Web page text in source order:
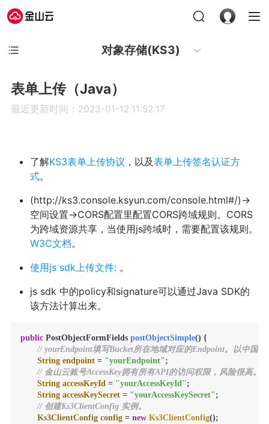
对象存储(KS3)
表单上传（Java）
最近更新时间：2023-01-12 11:52:17
了解KS3表单上传协议 ，以及表单上传签名认证方
式。
(http://ks3.console.ksyun.com/console.html#/)->
空间设置->CORS配置里配置CORS跨域规则。CORS
为跨域资源共享，当使用js跨域时，需要配置该规则。
W3C文档。
使用js sdk上传文件:。
js sdk 中的policy和signature可以通过Java SDK的
该方法计算出来。
public PostObjectFormFields postObjectSimple() {
// yourEndpoint填写Bucket所在地域对应的Endpoint。以中国
String endpoint = "yourEndpoint";
// 金山云账号AccessKey拥有所有API的访问权限，风险很高
String accessKeyId = "yourAccessKeyId";
String accessKeySecret = "yourAccessKeySecret";
// 创建Ks3ClientConfig 实例。
Ks3ClientConfig config = new Ks3ClientConfig();